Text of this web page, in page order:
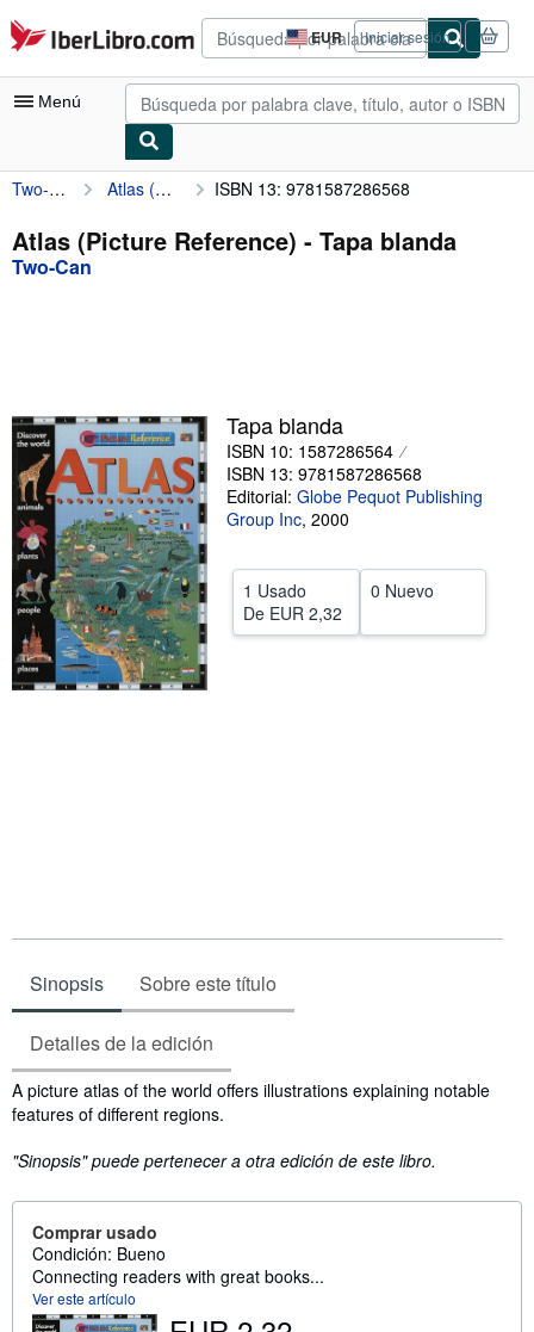
Pasar al contenido principal
IberLibro.com EUR
Preferencias
de
compra
del
Iniciar sesión
Menú
Mi cuenta
Consultar mis pedidos
Búsqueda avanzada
Vendedores
Comenzar a vender
Ayuda
CERRAR
Two-Can Atlas (Picture Reference) ISBN 13: 9781587286568
Atlas (Picture Reference) - Tapa blanda
Two-Can
Tapa blanda
ISBN 10: 1587286564
ISBN 13: 9781587286568
Editorial: Globe Pequot Publishing
Group Inc, 2000
1 Usado
De EUR 2,32
0 Nuevo
Sinopsis Sobre este título
Detalles de la edición
Sinopsis
A picture atlas of the world offers illustrations explaining notable
features of different regions.
"Sinopsis" puede pertenecer a otra edición de este libro.
Comprar usado
Condición: Bueno
Connecting readers with great books...
Ver este artículo